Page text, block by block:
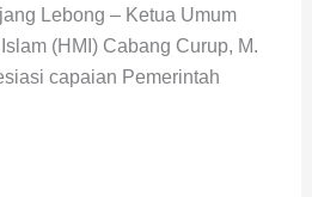
Lebong – Ketua Umum
(HMI) Cabang Curup, M.
capaian Pemerintah